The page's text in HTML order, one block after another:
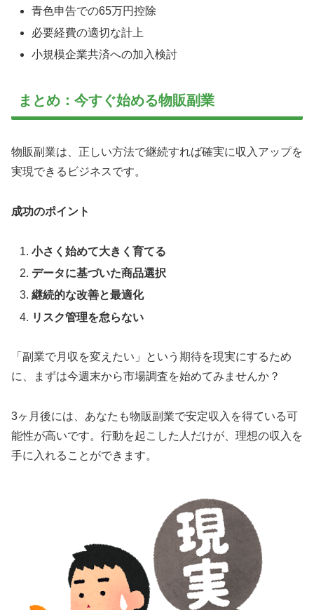
青色申告での65万円控除
必要経費の適切な計上
小規模企業共済への加入検討
まとめ：今すぐ始める物販副業
物販副業は、正しい方法で継続すれば確実に収入アップを
実現できるビジネスです。
成功のポイント
小さく始めて大きく育てる
データに基づいた商品選択
継続的な改善と最適化
リスク管理を怠らない
「副業で月収を変えたい」という期待を現実にするため
に、まずは今週末から市場調査を始めてみませんか？
3ヶ月後には、あなたも物販副業で安定収入を得ている可
能性が高いです。行動を起こした人だけが、理想の収入を
手に入れることができます。